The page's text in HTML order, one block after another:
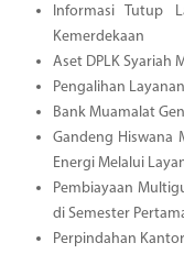
Informasi Tutup
Kemerdekaan
Aset DPLK Syariah
Pengalihan
Bank Muamalat
Gandeng Hiswana
Energi Melalui
Pembiayaan
di Semester
Perpindahan